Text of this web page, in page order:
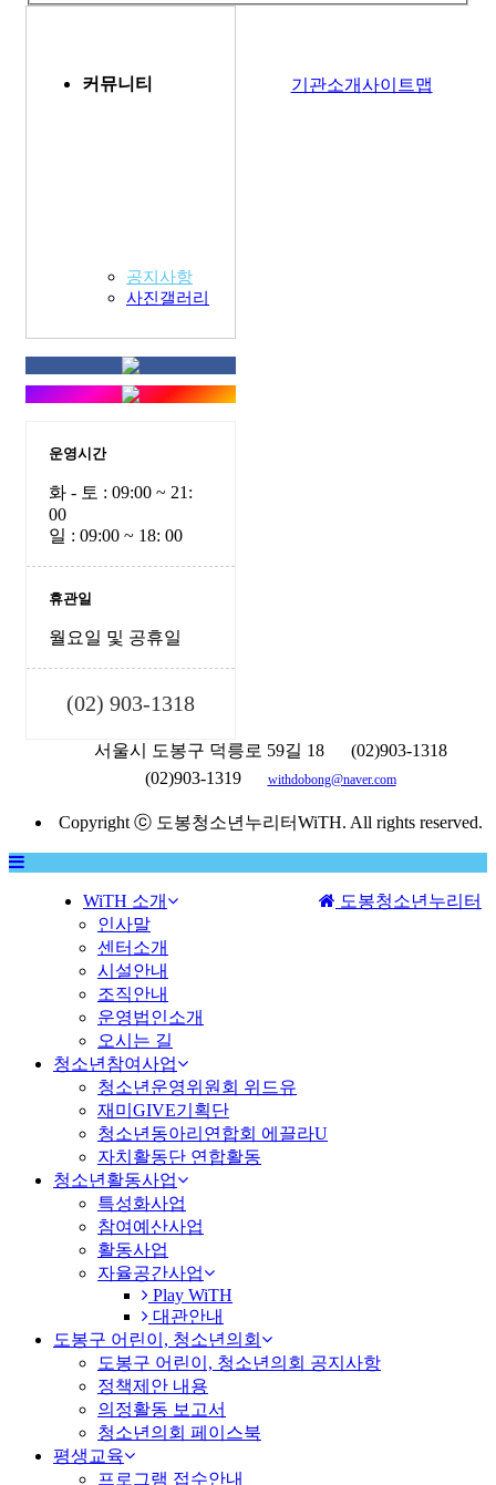
커뮤니티
공지사항
사진갤러리
운영시간
화 - 토 : 09:00 ~ 21:
00
일 : 09:00 ~ 18: 00
휴관일
월요일 및 공휴일
(02) 903-1318
기관소개사이트맵
서울시 도봉구 덕릉로 59길 18
(02)903-1318
(02)903-1319
withdobong@naver.com
Copyright ⓒ 도봉청소년누리터WiTH. All rights reserved.
MENU
도봉청소년누리터
WiTH 소개
인사말
센터소개
시설안내
조직안내
운영법인소개
오시는 길
청소년참여사업
청소년운영위원회 위드유
재미GIVE기획단
청소년동아리연합회 에끌라U
자치활동단 연합활동
청소년활동사업
특성화사업
참여예산사업
활동사업
자율공간사업
Play WiTH
대관안내
도봉구 어린이, 청소년의회
도봉구 어린이, 청소년의회 공지사항
정책제안 내용
의정활동 보고서
청소년의회 페이스북
평생교육
프로그램 접수안내